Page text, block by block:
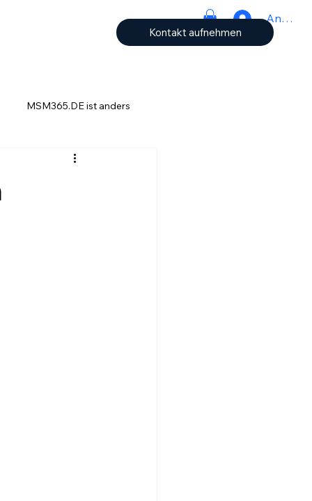
Kontakt aufnehmen
MSM365.DE ist anders